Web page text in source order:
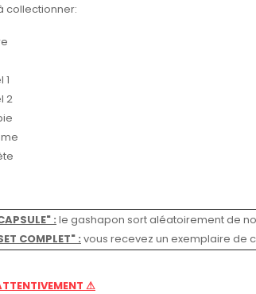
collectionner:
1
2
: le gashapon sort aléatoirement de
COMPLET" : vous recevez un exemplaire de
⚠